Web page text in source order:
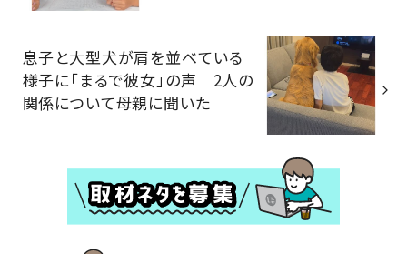
息子と大型犬が肩を並べている
様子に「まるで彼女」の声 2人の
関係について母親に聞いた